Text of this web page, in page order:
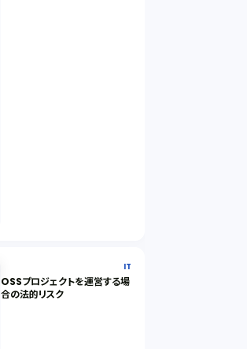
IT
OSSプロジェクトを運営する場
合の法的リスク